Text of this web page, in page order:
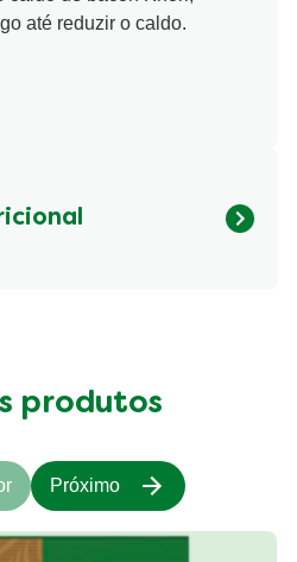
até reduzir o caldo.
produtos
Próximo